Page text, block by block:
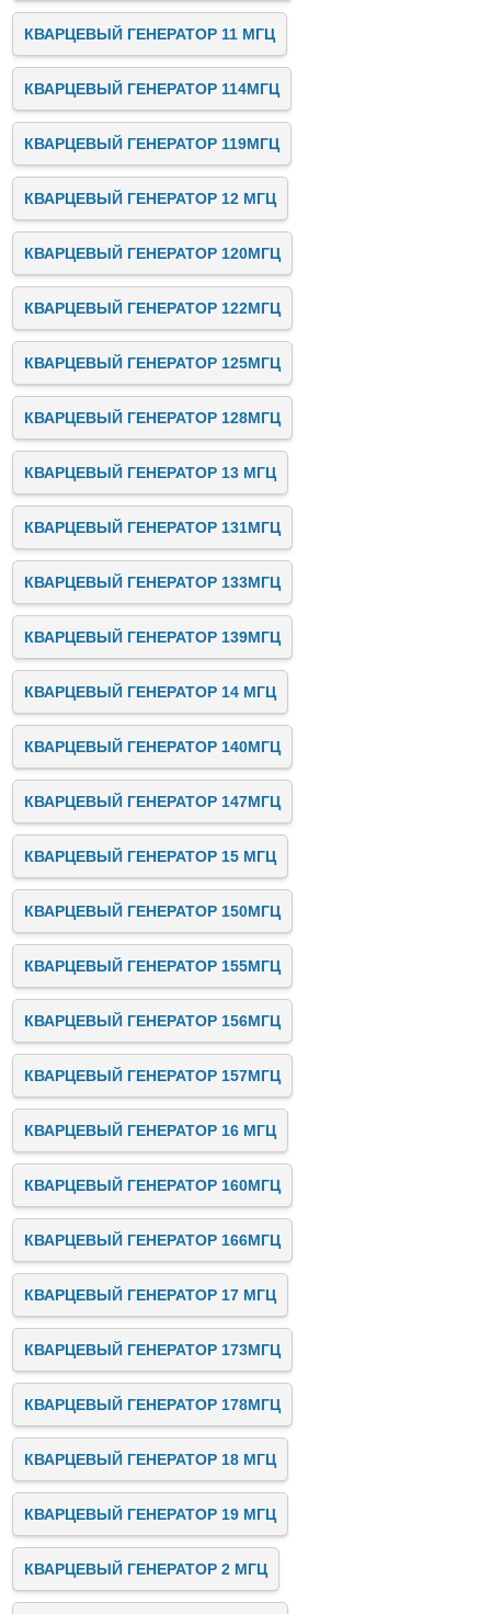
КВАРЦЕВЫЙ ГЕНЕРАТОР 11 МГЦ
КВАРЦЕВЫЙ ГЕНЕРАТОР 114МГЦ
КВАРЦЕВЫЙ ГЕНЕРАТОР 119МГЦ
КВАРЦЕВЫЙ ГЕНЕРАТОР 12 МГЦ
КВАРЦЕВЫЙ ГЕНЕРАТОР 120МГЦ
КВАРЦЕВЫЙ ГЕНЕРАТОР 122МГЦ
КВАРЦЕВЫЙ ГЕНЕРАТОР 125МГЦ
КВАРЦЕВЫЙ ГЕНЕРАТОР 128МГЦ
КВАРЦЕВЫЙ ГЕНЕРАТОР 13 МГЦ
КВАРЦЕВЫЙ ГЕНЕРАТОР 131МГЦ
КВАРЦЕВЫЙ ГЕНЕРАТОР 133МГЦ
КВАРЦЕВЫЙ ГЕНЕРАТОР 139МГЦ
КВАРЦЕВЫЙ ГЕНЕРАТОР 14 МГЦ
КВАРЦЕВЫЙ ГЕНЕРАТОР 140МГЦ
КВАРЦЕВЫЙ ГЕНЕРАТОР 147МГЦ
КВАРЦЕВЫЙ ГЕНЕРАТОР 15 МГЦ
КВАРЦЕВЫЙ ГЕНЕРАТОР 150МГЦ
КВАРЦЕВЫЙ ГЕНЕРАТОР 155МГЦ
КВАРЦЕВЫЙ ГЕНЕРАТОР 156МГЦ
КВАРЦЕВЫЙ ГЕНЕРАТОР 157МГЦ
КВАРЦЕВЫЙ ГЕНЕРАТОР 16 МГЦ
КВАРЦЕВЫЙ ГЕНЕРАТОР 160МГЦ
КВАРЦЕВЫЙ ГЕНЕРАТОР 166МГЦ
КВАРЦЕВЫЙ ГЕНЕРАТОР 17 МГЦ
КВАРЦЕВЫЙ ГЕНЕРАТОР 173МГЦ
КВАРЦЕВЫЙ ГЕНЕРАТОР 178МГЦ
КВАРЦЕВЫЙ ГЕНЕРАТОР 18 МГЦ
КВАРЦЕВЫЙ ГЕНЕРАТОР 19 МГЦ
КВАРЦЕВЫЙ ГЕНЕРАТОР 2 МГЦ